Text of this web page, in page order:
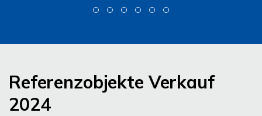
Referenzobjekte Verkauf
2024